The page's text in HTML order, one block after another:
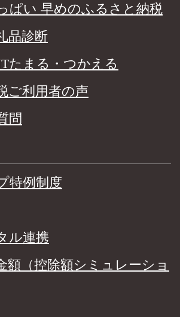
ぱい 早めのふるさと納税
品診断
たまる・つかえる
ご利用者の声
問
特例制度
ル連携
額（控除額シミュレーショ